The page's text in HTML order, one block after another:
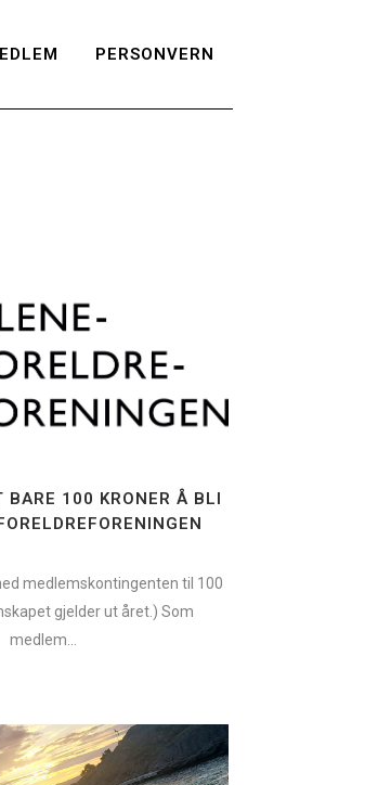
PERSONVERN
BARE 100 KRONER Å BLI
medlemskontingenten til 100
gjelder ut året.) Som
medlem...